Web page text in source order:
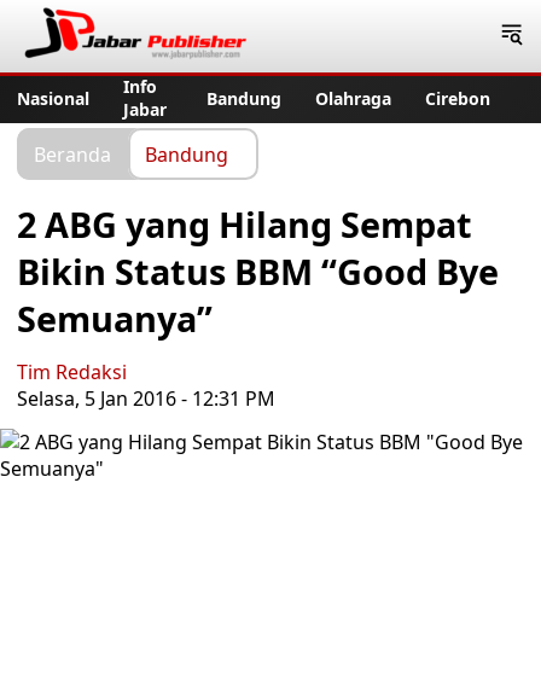
Nasional
Info
Jabar
Bandung Olahraga Cirebon
Beranda Bandung
2 ABG yang Hilang Sempat
Bikin Status BBM “Good Bye
Semuanya”
Tim Redaksi
Selasa, 5 Jan 2016 - 12:31 PM